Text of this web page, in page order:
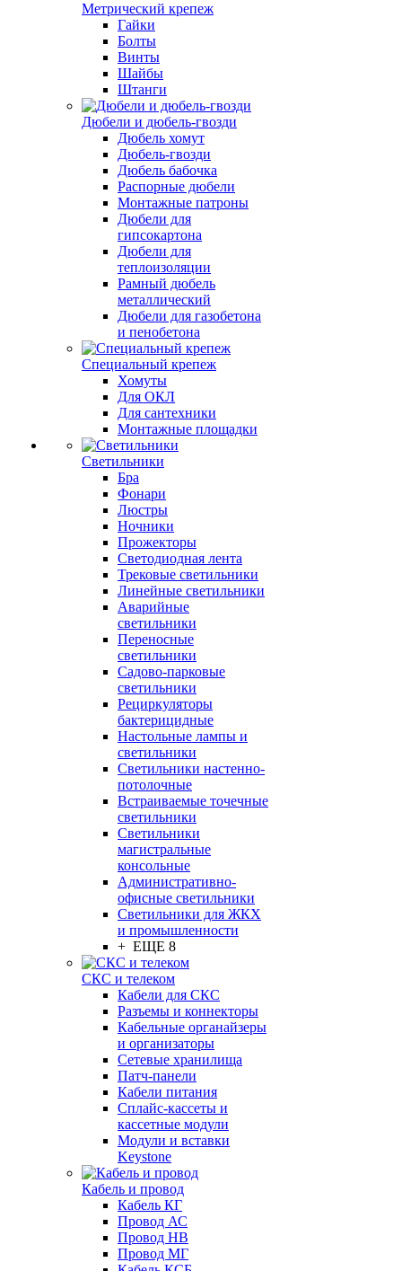
Метрический крепеж
Гайки
Болты
Винты
Шайбы
Штанги
Дюбели и дюбель-гвозди
Дюбель хомут
Дюбель-гвозди
Дюбель бабочка
Распорные дюбели
Монтажные патроны
Дюбели для
гипсокартона
Дюбели для
теплоизоляции
Рамный дюбель
металлический
Дюбели для газобетона
и пенобетона
Специальный крепеж
Хомуты
Для ОКЛ
Для сантехники
Монтажные площадки
Светильники
Бра
Фонари
Люстры
Ночники
Прожекторы
Светодиодная лента
Трековые светильники
Линейные светильники
Аварийные
светильники
Переносные
светильники
Садово-парковые
светильники
Рециркуляторы
бактерицидные
Настольные лампы и
светильники
Светильники настенно-
потолочные
Встраиваемые точечные
светильники
Светильники
магистральные
консольные
Административно-
офисные светильники
Светильники для ЖКХ
и промышленности
+ ЕЩЕ 8
СКС и телеком
Кабели для СКС
Разъемы и коннекторы
Кабельные органайзеры
и организаторы
Сетевые хранилища
Патч-панели
Кабели питания
Сплайс-кассеты и
кассетные модули
Модули и вставки
Keystone
Кабель и провод
Кабель КГ
Провод АС
Провод НВ
Провод МГ